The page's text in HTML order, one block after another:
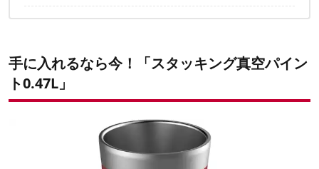
手に入れるなら今！「スタッキング真空パイン
ト0.47L」